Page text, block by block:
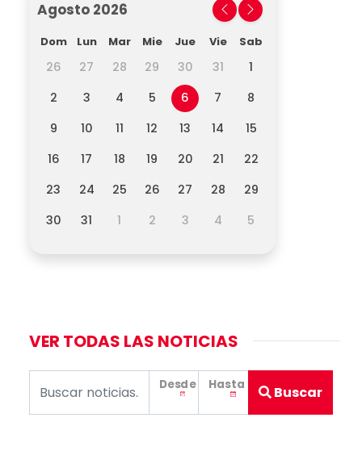
Agosto 2026
Dom Lun Mar Mie Jue Vie Sab
26 27 28 29 30 31
1
2
3 4 5 6 7
8
9
10 11 12 13 14
15
16
17 18 19 20 21
22
23
24 25 26 27 28
29
30
31 1 2 3 4 5
VER TODAS LAS NOTICIAS
Desde Hasta Buscar